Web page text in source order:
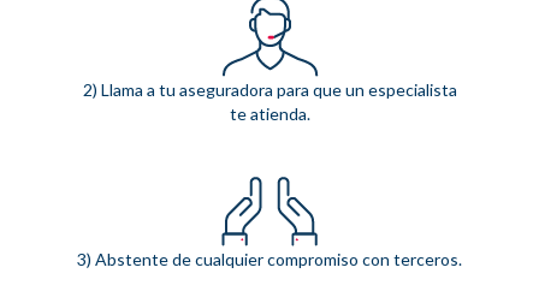
2) Llama a tu aseguradora para que un especialista
te atienda.
3) Abstente de cualquier compromiso con terceros.